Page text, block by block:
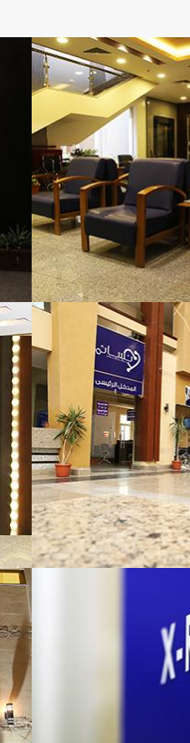
تتوفر جميع خدمات التشخيص (الأشعة - المختبر
وحدة
:يوجد أخصائي طب طوارئ يومياً على مدار 24